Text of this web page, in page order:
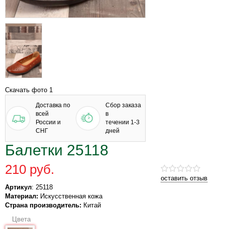
Скачать фото 1
Доставка по
всей
России и
СНГ
Сбор заказа
в
течении 1-3
дней
Балетки 25118
оставить отзыв
210 руб.
Артикул: 25118
Материал: Искусственная кожа
Страна производитель: Китай
Цвета